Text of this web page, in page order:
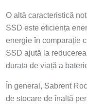
O altă caracteristică
SSD este eficiența
energie în comparație
SSD ajută la
durata de viață a
În general, Sabrent
de stocare de înaltă